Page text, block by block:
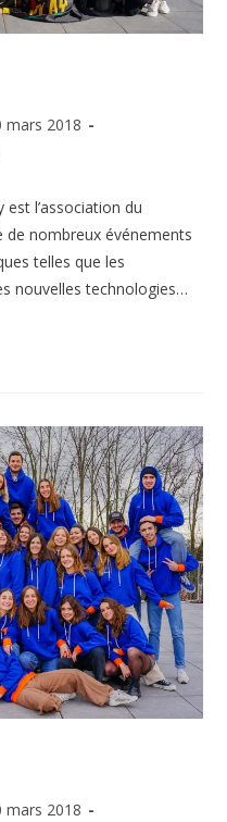
mars 2018
est l’association du
de nombreux événements
telles que les
nouvelles technologies…
mars 2018